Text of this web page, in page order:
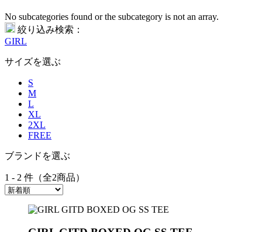
No subcategories found or the subcategory is not an array.
絞り込み検索：
GIRL
サイズを選ぶ
S
M
L
XL
2XL
FREE
ブランドを選ぶ
1 - 2 件（全2商品）